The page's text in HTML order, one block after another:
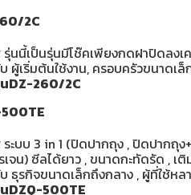
2C
นี้เป็นรุ่นมีโช๊คเพียงกดฝาปิดลงเ
ผู้เริ่มต้นใช้งาน, ครอบครัวขนาดเล็
DZ-260/2C
บบ 3 in 1 (ปิดปากถุง , ปิดปากถุง
จน) ซีลได้ยาว , ขนาดกะทัดรัด , เติ
ธุรกิจขนาดเล็กถึงกลาง , ผู้ที่ใช้ห
DZQ-500TE